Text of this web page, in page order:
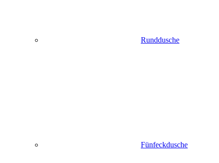
Runddusche
Fünfeckdusche